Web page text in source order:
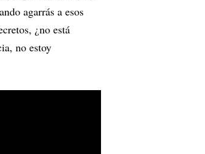
agarrás a esos
¿no está
no estoy